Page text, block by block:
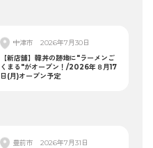
中津市
2026年7月30日
【新店舗】韓丼の跡地に"ラーメンご
くまる"がオープン！/2026年８月17
日(月)オープン予定
豊前市
2026年7月31日